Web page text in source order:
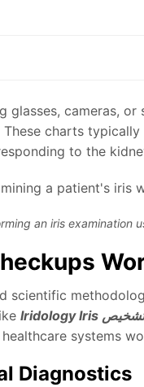
glasses, cameras,
charts
to the
an iris examination
scientific
Iridology Iris تشخيص
systems
Diagnostics